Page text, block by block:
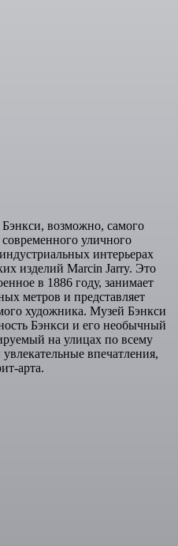
возможно, самого
уличного
интерьерах
изделий Marcin Jarry. Это
в 1886 году, занимает
метров и представляет
художника. Музей Бэнкси
Бэнкси и его необычный
на улицах по всему
впечатления,
арта.